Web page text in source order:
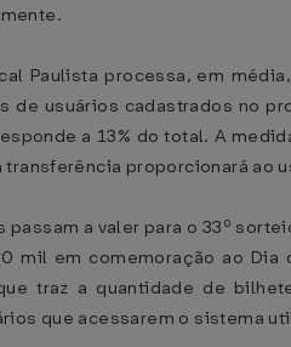
Paulista processa, em
de usuários cadastrados no
a 13% do total. A
proporcionará ao
passam a valer para o 33º
mil em comemoração ao
traz a quantidade de
que acessarem o sistema